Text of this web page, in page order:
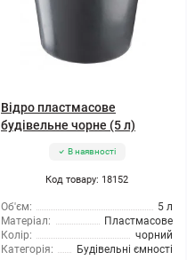
Відро пластмасове
будівельне чорне (5 л)
В наявності
Код товару: 18152
Об'єм:
5 л
Матеріал:
Пластмасове
Колір:
чорний
Категорія:
Будівельні ємності